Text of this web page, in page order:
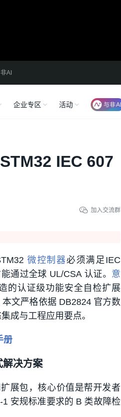
AI
企业专区 活动
IEC 607
加入交流群
微控制器必须满足IEC
通过全球 UL/CSA 认证。 意
的认证级功能安全自检扩展
文严格依据 DB2824 官方数
成与工程应用要点。
册
解决方案
展包，核心价值是帮开发者
安规标准要求的 B 类故障检